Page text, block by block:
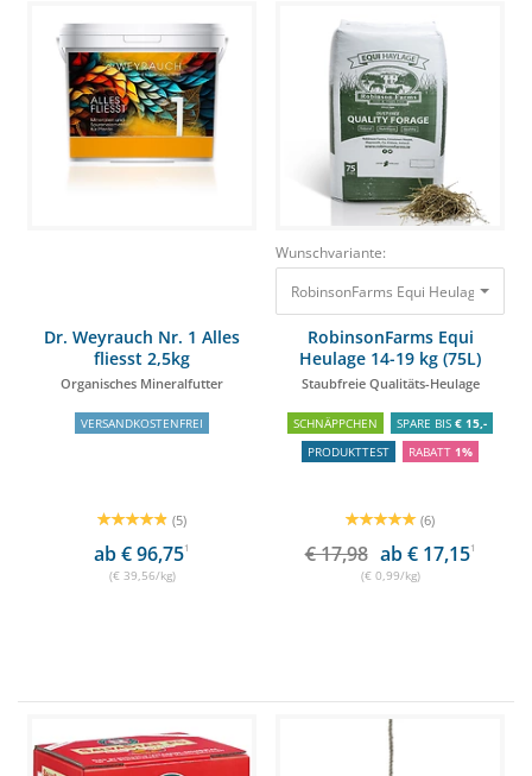
Dr. Weyrauch Nr. 1 Alles
fliesst 2,5kg
Organisches Mineralfutter
VERSANDKOSTENFREI
(5)
ab € 96,751
(€ 39,56/kg)
Wunschvariante:
RobinsonFarms Equi Heulage 14-
RobinsonFarms Equi
Heulage 14-19 kg (75L)
Staubfreie Qualitäts-Heulage
SCHNÄPPCHEN SPARE BIS € 15,-
PRODUKTTEST
RABATT 1%
(6)
€ 17,98 ab € 17,151
(€ 0,99/kg)